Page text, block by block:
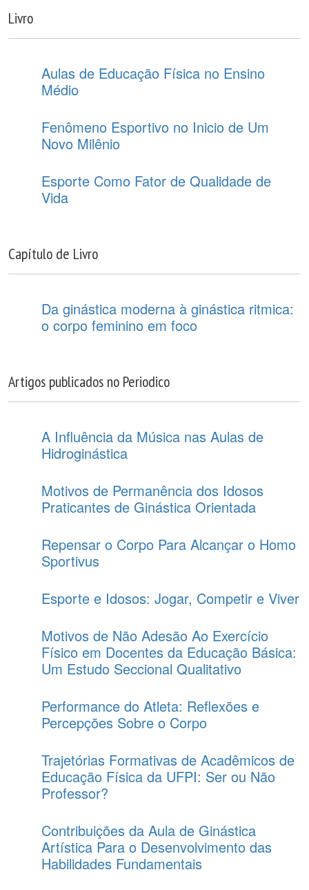
Livro
Aulas de Educação Física no Ensino
Médio
Fenômeno Esportivo no Inicio de Um
Novo Milênio
Esporte Como Fator de Qualidade de
Vida
Capítulo de Livro
Da ginástica moderna à ginástica ritmica:
o corpo feminino em foco
Artigos publicados no Periodico
A Influência da Música nas Aulas de
Hidroginástica
Motivos de Permanência dos Idosos
Praticantes de Ginástica Orientada
Repensar o Corpo Para Alcançar o Homo
Sportivus
Esporte e Idosos: Jogar, Competir e Viver
Motivos de Não Adesão Ao Exercício
Físico em Docentes da Educação Básica:
Um Estudo Seccional Qualitativo
Performance do Atleta: Reflexões e
Percepções Sobre o Corpo
Trajetórias Formativas de Acadêmicos de
Educação Física da UFPI: Ser ou Não
Professor?
Contribuições da Aula de Ginástica
Artística Para o Desenvolvimento das
Habilidades Fundamentais